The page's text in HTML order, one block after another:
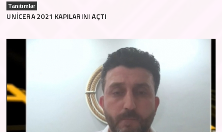
Tanıtımlar
UNİCERA 2021 KAPILARINI AÇTI